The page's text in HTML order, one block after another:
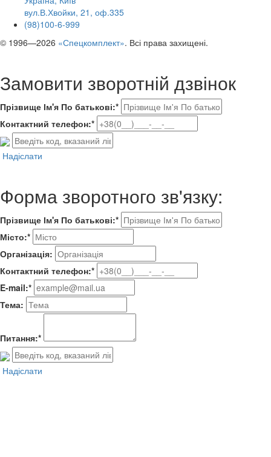
вул.В.Хвойки, 21, оф.335
(98)100-6-999
© 1996—2026 «Спецкомплект». Всі права захищені.
Замовити зворотній дзвінок
Прізвище Ім'я По батькові:*
Контактний телефон:*
Надіслати
Форма зворотного зв'язку:
Прізвище Ім'я По батькові:*
Місто:*
Організація:
Контактний телефон:*
E-mail:*
Тема:
Питання:*
Надіслати